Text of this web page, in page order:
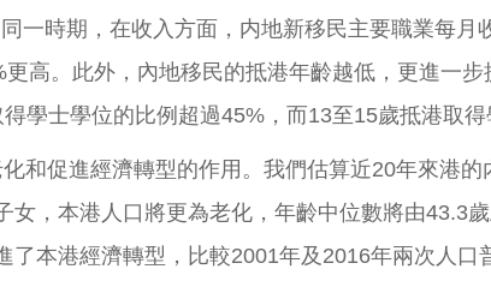
一時期，在收入方面，内地新移民主要職業每
高。此外，內地移民的抵港年齡越低，更進一
學士學位的比例超過45%，而13至15歲抵港取得
和促進經濟轉型的作用。我們估算近20年來港
女，本港人口將更為老化，年齡中位數將由43.3
了本港經濟轉型，比較2001年及2016年兩次人